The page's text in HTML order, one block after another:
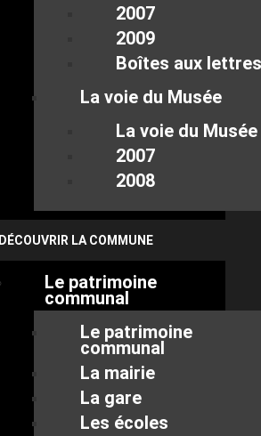
2007
2009
Boîtes aux lettres
La voie du Musée
La voie du Musée
2007
2008
DÉCOUVRIR LA COMMUNE
Le patrimoine
communal
Le patrimoine
communal
La mairie
La gare
Les écoles